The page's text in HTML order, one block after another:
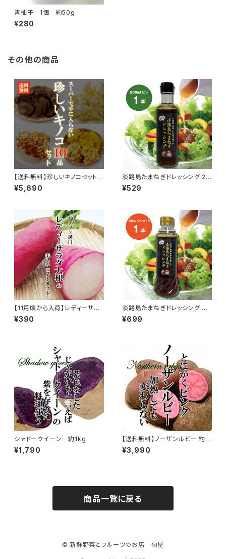
青柚子 1個 約50g
¥280
その他の商品
【送料無料】珍しいキノコセット1
0品セット
¥5,690
淡路島たまねぎドレッシング 20
0ml 1本
¥529
【11月頃から入荷】レディーサラ
ダ大根 1本
¥390
淡路島たまねぎドレッシング 38
0ml 1本
¥699
シャドークイーン 約1kg
¥1,790
【送料無料】ノーザンルビー 約2
kg
¥3,990
商品一覧に戻る
© 新鮮野菜とフルーツのお店 旬屋